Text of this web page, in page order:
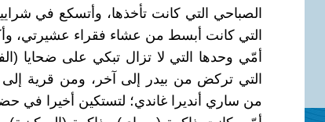
الصباحي التي كانت تأخذها، وأتسكع في
التي كانت أبسط من عشاء فقراء عشيرتي،
أمّي وحدها التي لا تزال تبكي على ضحايا
التي تركض من بيدر إلى آخر، ومن قرية إلى
من ساري أنديرا غاندي؛ لتستكين أخيرا في